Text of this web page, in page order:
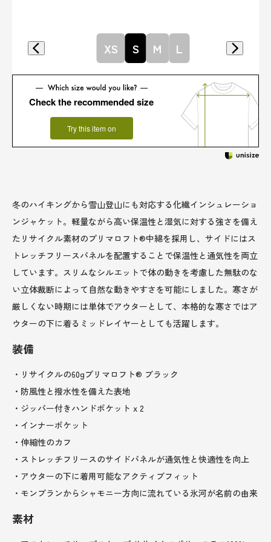
XS S M L
Check the recommended size
Try this item on
冬のハイキングから雪山登山にも対応する化繊インシュレーショ
ンジャケット。軽量ながら高い保温性と湿気に対する強さを備え
たリサイクル素材のプリマロフト®中綿を採用し、サイドにはス
トレッチフリースパネルを配置することで保温性と通気性を両立
しています。スリムなシルエットで体の動きを考慮した無駄のな
い立体裁断によって自然な動きやすさを可能にしました。寒さが
厳しくない時期には単体でアウターとして、本格的な寒さではア
ウターの下に着るミッドレイヤーとしても活躍します。
装備
・リサイクルの60gプリマロフト® ブラック
・防風性と撥水性を備えた表地
・ジッパー付きハンドポケット x 2
・インナーポケット
・伸縮性のカフ
・ストレッチフリースのサイドパネルが通気性と快適性を向上
・アウターの下に着用可能なアクティブフィット
・モンブランからシャモニー方向に流れている氷河が名前の由来
素材